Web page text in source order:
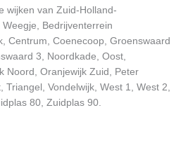
wijken van Zuid-Holland-
Weegje, Bedrijventerrein
Centrum, Coenecoop, Groenswaard
3, Noordkade, Oost,
Noord, Oranjewijk Zuid, Peter
Vondelwijk, West 1, West 2,
80, Zuidplas 90.